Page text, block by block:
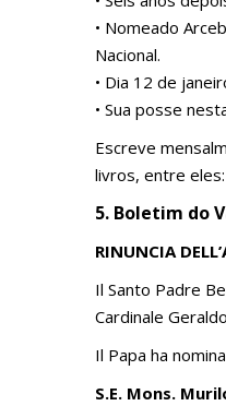
• Nomeado
Nacional.
• Dia 12 de
• Sua posse
Escreve
livros, entre eles:
5. Boletim do
RINUNCIA
Il Santo Padre
Cardinale
Il Papa ha
S.E. Mons.